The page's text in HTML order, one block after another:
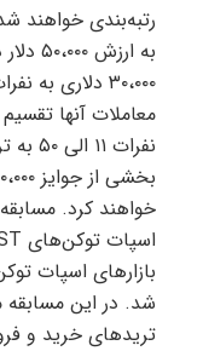
رتبه‌بندی خواهند
به
۳۰،۰۰۰
معاملات آنها
خواهند کرد.
شد. در این
تریدهای خرید و